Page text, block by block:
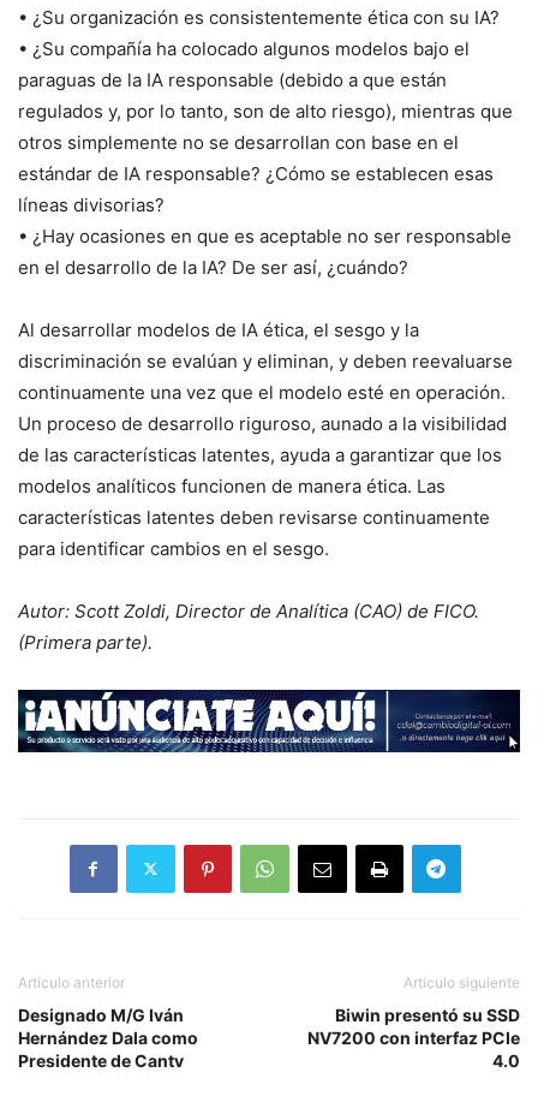
• ¿Su organización es consistentemente ética con su IA?
• ¿Su compañía ha colocado algunos modelos bajo el
paraguas de la IA responsable (debido a que están
regulados y, por lo tanto, son de alto riesgo), mientras que
otros simplemente no se desarrollan con base en el
estándar de IA responsable? ¿Cómo se establecen esas
líneas divisorias?
• ¿Hay ocasiones en que es aceptable no ser responsable
en el desarrollo de la IA? De ser así, ¿cuándo?
Al desarrollar modelos de IA ética, el sesgo y la
discriminación se evalúan y eliminan, y deben reevaluarse
continuamente una vez que el modelo esté en operación.
Un proceso de desarrollo riguroso, aunado a la visibilidad
de las características latentes, ayuda a garantizar que los
modelos analíticos funcionen de manera ética. Las
características latentes deben revisarse continuamente
para identificar cambios en el sesgo.
Autor: Scott Zoldi, Director de Analítica (CAO) de FICO.
(Primera parte).
Artículo anterior
Designado M/G Iván
Hernández Dala como
Presidente de Cantv
Artículo siguiente
Biwin presentó su SSD
NV7200 con interfaz PCIe
4.0